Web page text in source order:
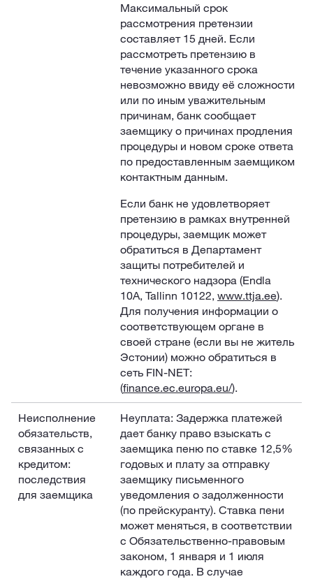
Максимальный срок
рассмотрения претензии
составляет 15 дней. Если
рассмотреть претензию в
течение указанного срока
невозможно ввиду её сложности
или по иным уважительным
причинам, банк сообщает
заемщику о причинах продления
процедуры и новом сроке ответа
по предоставленным заемщиком
контактным данным.
Если банк не удовлетворяет
претензию в рамках внутренней
процедуры, заемщик может
обратиться в Департамент
защиты потребителей и
технического надзора (Endla
10A, Tallinn 10122, www.ttja.ee).
Для получения информации о
соответствующем органе в
своей стране (если вы не житель
Эстонии) можно обратиться в
сеть FIN-NET:
(finance.ec.europa.eu/).
Неисполнение
обязательств,
связанных с
кредитом:
последствия
для заемщика
Неуплата: Задержка платежей
дает банку право взыскать с
заемщика пеню по ставке 12,5%
годовых и плату за отправку
заемщику письменного
уведомления о задолженности
(по прейскуранту). Ставка пени
может меняться, в соответствии
с Обязательственно-правовым
законом, 1 января и 1 июля
каждого года. В случае